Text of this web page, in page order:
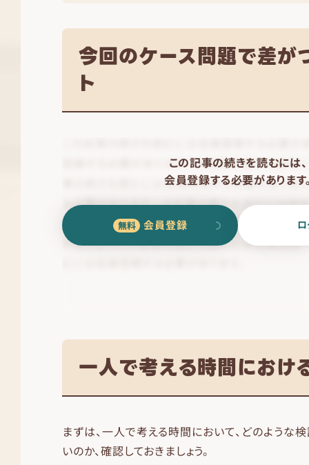
今回のケース問題で差が
ト
この記事の続きを読むには、
会員登録する必要があります
会員登録
一人で考える時間におけ
まずは、一人で考える時間において、どのような
いのか、確認しておきましょう。